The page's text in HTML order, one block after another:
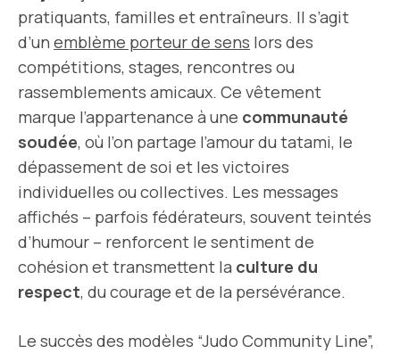
pratiquants, familles et entraîneurs. Il s’agit
d’un emblème porteur de sens lors des
compétitions, stages, rencontres ou
rassemblements amicaux. Ce vêtement
marque l’appartenance à une communauté
soudée, où l’on partage l’amour du tatami, le
dépassement de soi et les victoires
individuelles ou collectives. Les messages
affichés – parfois fédérateurs, souvent teintés
d’humour – renforcent le sentiment de
cohésion et transmettent la culture du
respect, du courage et de la persévérance.
Le succès des modèles “Judo Community Line”,